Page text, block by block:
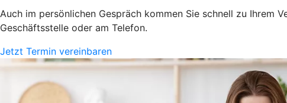
Auch im persönlichen Gespräch kommen Sie schnell zu Ihrem
Geschäftsstelle oder am Telefon.
Jetzt Termin vereinbaren